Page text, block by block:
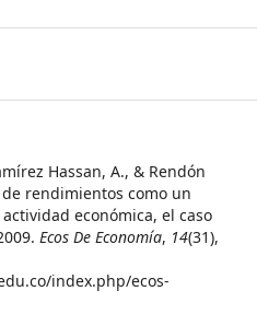
Hassan, A., & Rendón
de rendimientos como un
económica, el caso
Ecos De Economía, 14(31),
index.php/ecos-